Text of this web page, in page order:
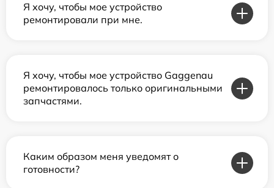
Я хочу, чтобы мое устройство
ремонтировали при мне.
Я хочу, чтобы мое устройство Gaggenau
ремонтировалось только оригинальными
запчастями.
Каким образом меня уведомят о
готовности?